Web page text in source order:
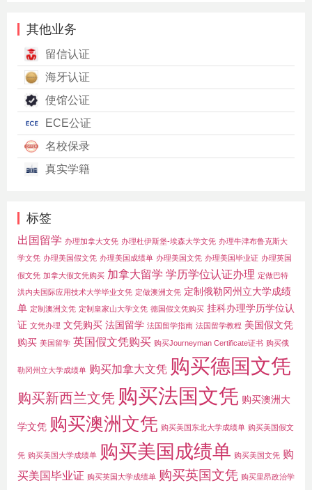
其他业务
留信认证
海牙认证
使馆公证
ECE公证
名校保录
真实学籍
标签
出国留学 办理加拿大文凭 办理杜伊斯堡-埃森大学文凭 办理牛津布鲁克斯大
学文凭 办理美国假文凭 办理美国成绩单 办理美国文凭 办理美国毕业证 办理英国
假文凭 加拿大假文凭购买 加拿大留学 学历学位认证办理 定做巴特
洪内夫国际应用技术大学毕业文凭 定做澳洲文凭 定制俄勒冈州立大学成绩
单 定制澳洲文凭 定制皇家山大学文凭 德国假文凭购买 挂科办理学历学位认
证 文凭办理 文凭购买 法国留学 法国留学指南 法国留学教程 美国假文凭
购买 美国留学 英国假文凭购买 购买Journeyman Certificate证书 购买俄
勒冈州立大学成绩单 购买加拿大文凭 购买德国文凭
购买新西兰文凭 购买法国文凭 购买澳洲大
学文凭 购买澳洲文凭 购买美国东北大学成绩单 购买美国假文
凭 购买美国大学成绩单 购买美国成绩单 购买美国文凭 购
买美国毕业证 购买英国大学成绩单 购买英国文凭 购买里昂政治学